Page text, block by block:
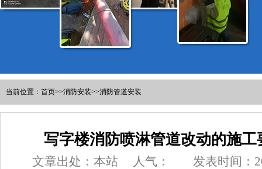
当前位置： 首页>>消防安装>>消防管道安装
写字楼消防喷淋管道改动的施
文章出处：本站 人气： 发表时间：